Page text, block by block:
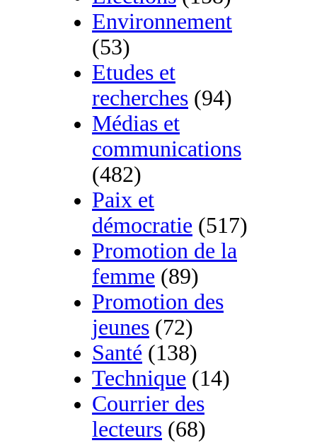
Environnement
(53)
Etudes et
recherches (94)
Médias et
communications
(482)
Paix et
démocratie (517)
Promotion de la
femme (89)
Promotion des
jeunes (72)
Santé (138)
Technique (14)
Courrier des
lecteurs (68)